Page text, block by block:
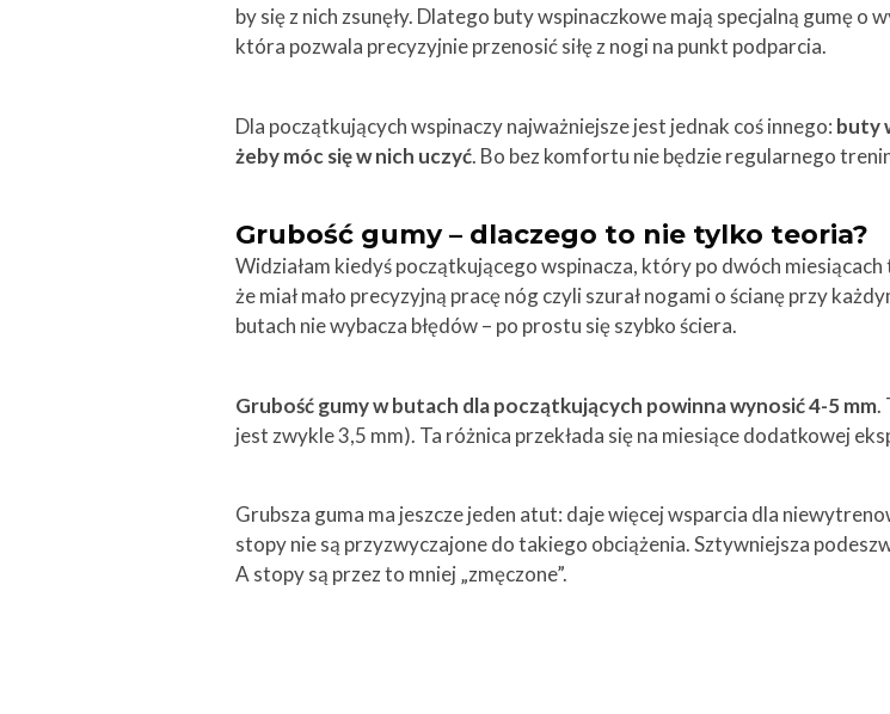
by się z nich zsunęły. Dlatego buty wspinaczkowe mają specjalną gumę o
która pozwala precyzyjnie przenosić siłę z nogi na punkt podparcia.
Dla początkujących wspinaczy najważniejsze jest jednak coś innego: buty
żeby móc się w nich uczyć. Bo bez komfortu nie będzie regularnego
Grubość gumy – dlaczego to nie tylko teoria?
Widziałam kiedyś początkującego wspinacza, który po dwóch
że miał mało precyzyjną pracę nóg czyli szurał nogami o ścianę przy
butach nie wybacza błędów – po prostu się szybko ściera.
Grubość gumy w butach dla początkujących powinna wynosić 4-5 mm.
jest zwykle 3,5 mm). Ta różnica przekłada się na miesiące dodatkowej
Grubsza guma ma jeszcze jeden atut: daje więcej wsparcia dla
stopy nie są przyzwyczajone do takiego obciążenia. Sztywniejsza
A stopy są przez to mniej „zmęczone”.